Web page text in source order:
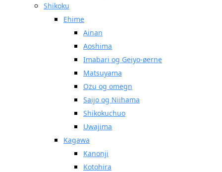
Shikoku
Ehime
Ainan
Aoshima
Imabari og Geiyo-øerne
Matsuyama
Ozu og omegn
Saijo og Niihama
Shikokuchuo
Uwajima
Kagawa
Kanonji
Kotohira